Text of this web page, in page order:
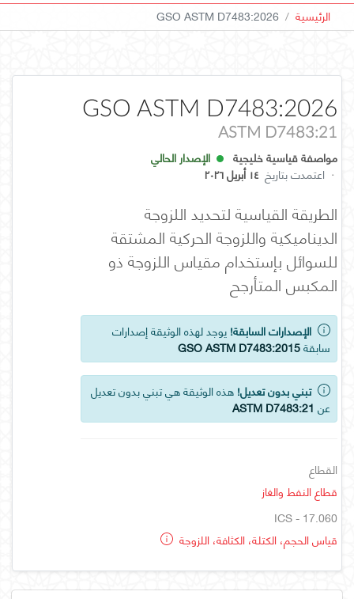
الرئيسية GSO ASTM D7483:2026
GSO ASTM D7483:2026
ASTM D7483:21
مواصفة قياسية خليجية
الإصدار الحالي
· اعتمدت بتاريخ ١٤ أبريل ٢٠٢٦
الطريقة القياسية لتحديد اللزوجة
الديناميكية واللزوجة الحركية المشتقة
للسوائل بإستخدام مقياس اللزوجة ذو
المكبس المتأرجح
الإصدارات السابقة! يوجد لهذه الوثيقة إصدارات
سابقةGSO ASTM D7483:2015
تبني بدون تعديل! هذه الوثيقة هي تبني بدون تعديل
عن ASTM D7483:21
القطاع
قطاع النفط والغاز
ICS - 17.060
قياس الحجم، الكتلة، الكثافة، اللزوجة